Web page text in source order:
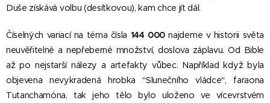
Duše získává volbu (desítkovou), kam chce jít dál.
Číselných variací na téma čísla 144 000 najdeme v historii světa
neuvěřitelné a nepřeberné množství, doslova záplavu. Od Bible
až po nejstarší nálezy a artefakty vůbec. Například když byla
objevena nevykradená hrobka "Slunečního vládce", faraona
Tutanchamóna, tak jeho tělo bylo uloženo ve vícevrstvém